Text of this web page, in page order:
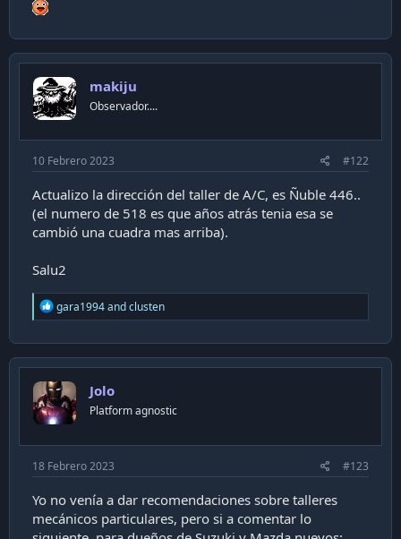
makiju
Observador....
10 Febrero 2023 #122
Actualizo la dirección del taller de A/C, es Ñuble 446..
(el numero de 518 es que años atrás tenia esa se
cambió una cuadra mas arriba).
Salu2
R
e
c
t
o
n
s
gara1994andclusten
Jolo
Platform agnostic
18 Febrero 2023 #123
Yo no venía a dar recomendaciones sobre talleres
mecánicos particulares, pero si a comentar lo